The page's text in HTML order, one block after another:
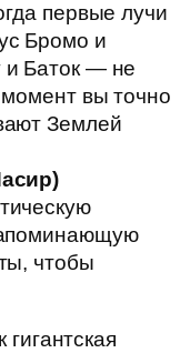
первые лучи
Бромо и
и Баток — не
вы точно
Землей
чтобы